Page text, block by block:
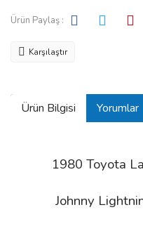
Ürün Paylaş :
Karşılaştır
Ürün Bilgisi Yorumlar
1980 Toyota
Johnny